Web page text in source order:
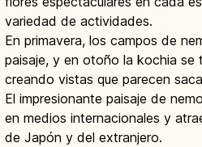
variedad de actividades.
En primavera, los campos de
paisaje, y en otoño la kochia se
creando vistas que parecen
El impresionante paisaje de
en medios internacionales y
de Japón y del extranjero.